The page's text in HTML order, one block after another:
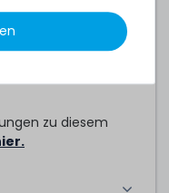
der
zu diesem